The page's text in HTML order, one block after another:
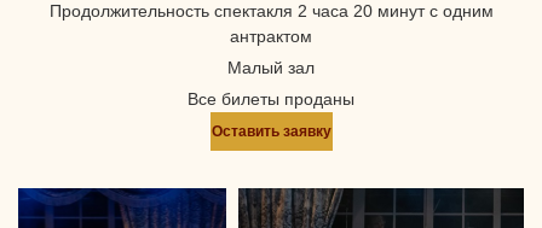
Продолжительность спектакля 2 часа 20 минут с одним
антрактом
Малый зал
Все билеты проданы
Оставить заявку